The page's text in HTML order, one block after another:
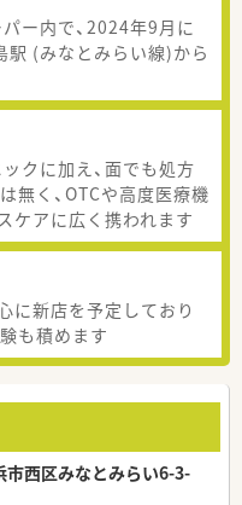
ー内で、2024年9月に
駅 (みなとみらい線)から
クに加え、面でも処方
無く、OTCや高度医療機
ケアに広く携われます
に新店を予定しており
も積めます
市西区みなとみらい6-3-